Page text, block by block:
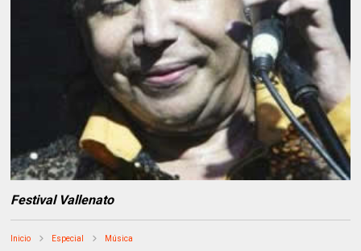
Festival Vallenato
Inicio Especial Música